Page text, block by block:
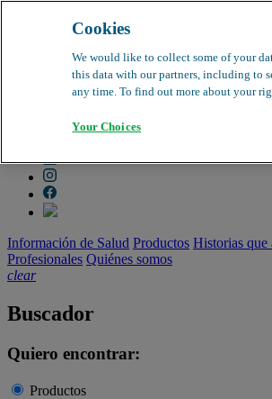
clear
Dirección médica
Farmacovigilancia
Buscador de productos
Información de Salud Productos Historias que
Profesionales Quiénes somos
clear
Buscador
Quiero encontrar:
Productos
Cookies
We would like to collect some of your
this data with our partners, including to
any time. To find out more about your
Your Choices